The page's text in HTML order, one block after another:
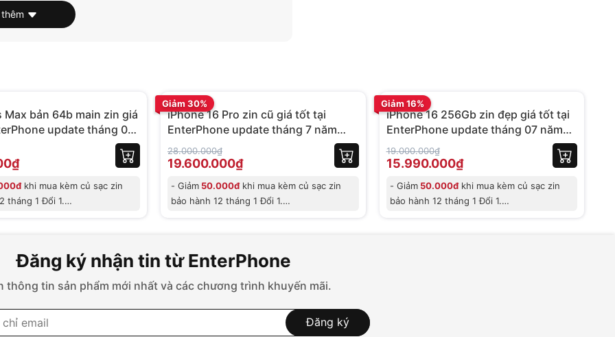
zin cũ tại Shop:
thôi ae nhé 50k -100k).
lượng:
còn 1c).
lắp sim là dùng
thêm 500k).
Max bản 64b main zin giá
update tháng 07
khi mua kèm củ sạc zin
tháng 1 Đổi 1.
Giảm 30%
iPhone 16 Pro zin cũ giá tốt tại
EnterPhone update tháng 7 năm
2026
28.000.000₫
19.600.000₫
- Giảm 50.000đkhi mua kèm củ sạc zin
bảo hành 12 tháng 1 Đổi 1.
Giảm 16%
iPhone 16 256Gb zin đẹp giá tốt tại
EnterPhone update tháng 07 năm
2026
19.000.000₫
15.990.000₫
- Giảm50.000đkhi mua kèm củ sạc zin
bảo hành 12 tháng 1 Đổi 1.
Đăng ký nhận tin từ EnterPhone
thông tin sản phẩm mới nhất và các chương trình khuyến mãi.
Đăng ký